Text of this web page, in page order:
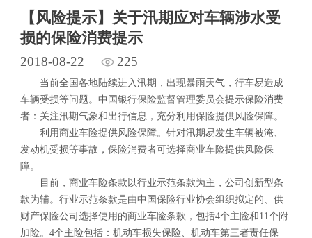
【风险提示】关于汛期应对车辆涉水受
损的保险消费提示
2018-08-22 225
当前全国各地陆续进入汛期，出现暴雨天气，行车易造成
车辆受损等问题。中国银行保险监督管理委员会提示保险消费
者：关注汛期气象和出行信息，充分利用保险提供风险保障。
利用商业车险提供风险保障。针对汛期易发生车辆被淹、
发动机受损等事故，保险消费者可选择商业车险提供风险保
障。
目前，商业车险条款以行业示范条款为主，公司创新型条
款为辅。行业示范条款是由中国保险行业协会组织拟定的、供
财产保险公司选择使用的商业车险条款，包括4个主险和11个附
加险。4个主险包括：机动车损失保险、机动车第三者责任保